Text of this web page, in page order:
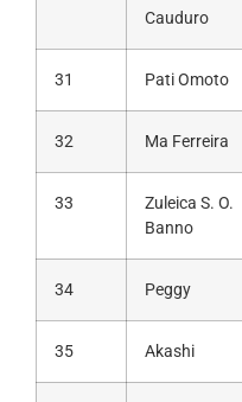
Cauduro
31 Pati Omoto
32 Ma Ferreira
33
Zuleica S. O.
Banno
34 Peggy
35 Akashi